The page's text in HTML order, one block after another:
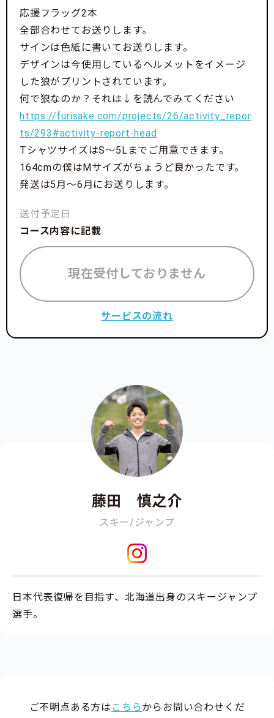
応援フラッグ2本
全部合わせてお送りします。
サインは色紙に書いてお送りします。
デザインは今使用しているヘルメットをイメージ
した狼がプリントされています。
何で狼なのか？それは↓を読んでみてください
https://furisake.com/projects/26/activity_repor
ts/293#activity-report-head
TシャツサイズはS〜5Lまでご用意できます。
164cmの僕はMサイズがちょうど良かったです。
発送は5月〜6月にお送りします。
送付予定日
コース内容に記載
現在受付しておりません
サービスの流れ
藤田 慎之介
スキー/ジャンプ
日本代表復帰を目指す、北海道出身のスキージャンプ
選手。
ご不明点ある方は こちらからお問い合わせくだ